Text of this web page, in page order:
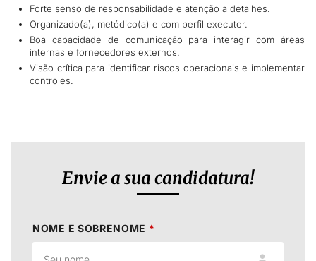
Forte senso de responsabilidade e atenção a detalhes.
Organizado(a), metódico(a) e com perfil executor.
Boa capacidade de comunicação para interagir com áreas
internas e fornecedores externos.
Visão crítica para identificar riscos operacionais e implementar
controles.
Envie a sua candidatura!
NOME E SOBRENOME *